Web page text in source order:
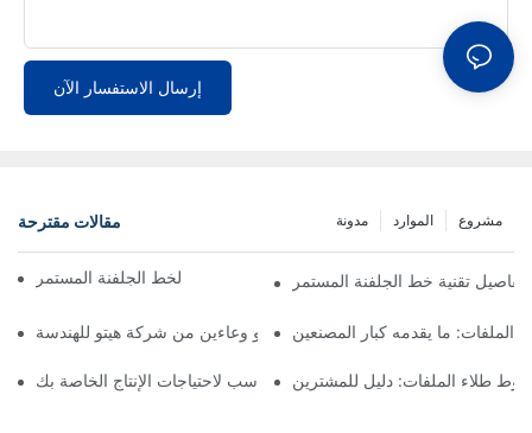
إرسال الاستفسار الآن
مقالات مقترحة مشروع الموارد مدونة
المكونات الرئيسية لخط الجلفنة المستمر CGL
الملفات: ما يقدمه كبار المصنعين
طلاء الملفات: اختيار الشريك المناسب لاحتياجات الإنتاج الخاصة بك
طلاء الملفات: دليل للمشترين